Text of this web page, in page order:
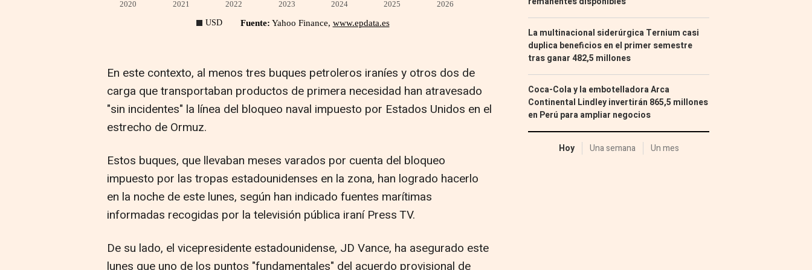
En este contexto, al menos tres buques petroleros iraníes y otros dos de
carga que transportaban productos de primera necesidad han atravesado
"sin incidentes" la línea del bloqueo naval impuesto por Estados Unidos en el
estrecho de Ormuz.
Estos buques, que llevaban meses varados por cuenta del bloqueo
impuesto por las tropas estadounidenses en la zona, han logrado hacerlo
en la noche de este lunes, según han indicado fuentes marítimas
informadas recogidas por la televisión pública iraní Press TV.
De su lado, el vicepresidente estadounidense, JD Vance, ha asegurado este
lunes que uno de los puntos "fundamentales" del acuerdo provisional de
La multinacional siderúrgica Ternium casi
duplica beneficios en el primer semestre
tras ganar 482,5 millones
Coca-Cola y la embotelladora Arca
Continental Lindley invertirán 865,5 millones
en Perú para ampliar negocios
Hoy Una semana Un mes